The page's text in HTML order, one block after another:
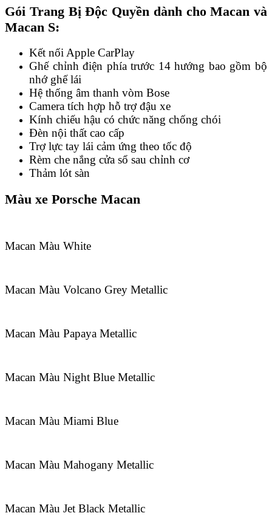
Gói Trang Bị Độc Quyền dành cho Macan và
Macan S:
Kết nối Apple CarPlay
Ghế chỉnh điện phía trước 14 hướng bao gồm bộ
nhớ ghế lái
Hệ thống âm thanh vòm Bose
Camera tích hợp hỗ trợ đậu xe
Kính chiếu hậu có chức năng chống chói
Đèn nội thất cao cấp
Trợ lực tay lái cảm ứng theo tốc độ
Rèm che nắng cửa sổ sau chỉnh cơ
Thảm lót sàn
Màu xe Porsche Macan
Macan Màu White
Macan Màu Volcano Grey Metallic
Macan Màu Papaya Metallic
Macan Màu Night Blue Metallic
Macan Màu Miami Blue
Macan Màu Mahogany Metallic
Macan Màu Jet Black Metallic